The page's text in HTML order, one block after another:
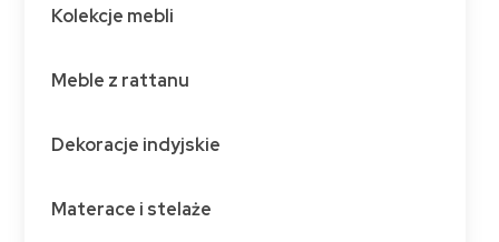
Kolekcje mebli
Meble z rattanu
Dekoracje indyjskie
Materace i stelaże